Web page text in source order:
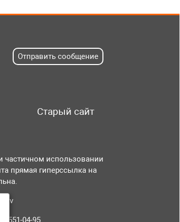
Отправить сообщение
Старый сайт
частичном использовании
прямая гиперссылка на
551-04-95